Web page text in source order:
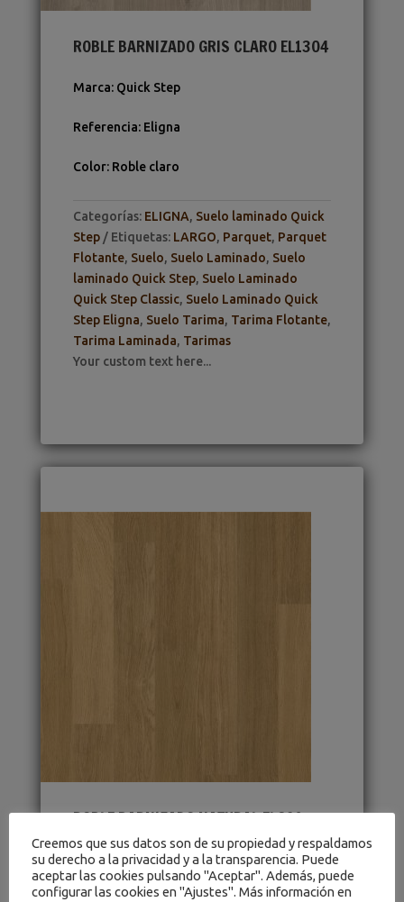
ROBLE BARNIZADO GRIS CLARO EL1304
Marca: Quick Step
Referencia: Eligna
Color: Roble claro
Categorías: ELIGNA, Suelo laminado Quick
Step
Etiquetas: LARGO, Parquet, Parquet
Flotante, Suelo, Suelo Laminado, Suelo
laminado Quick Step, Suelo Laminado
Quick Step Classic, Suelo Laminado Quick
Step Eligna, Suelo Tarima, Tarima Flotante,
Tarima Laminada, Tarimas
Your custom text here...
ROBLE BARNIZADO NATURAL EL896
Marca:Quick Step
Referencia:Eligna
Creemos que sus datos son de su propiedad y respaldamos
su derecho a la privacidad y a la transparencia. Puede
aceptar las cookies pulsando "Aceptar". Además, puede
configurar las cookies en "Ajustes". Más información en